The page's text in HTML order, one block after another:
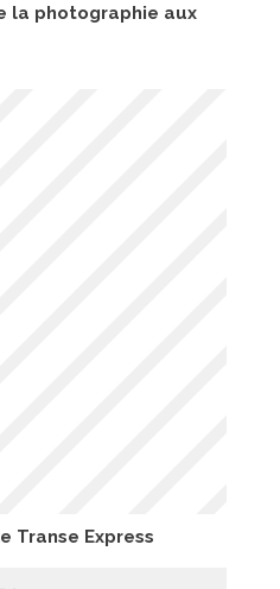
la photographie aux
Transe Express